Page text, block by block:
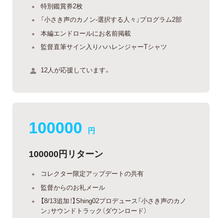
特別鑑賞券2枚
「小さき声のカノン-選択する人々」プログラム2部
本編エンドロールにお名前掲載
監督直筆サイン入りハハレンジャーTシャツ
12人が応援しています。
100000 円
100000円リターン
コレクター限定アップデートの共有
監督からのお礼メール
【8/13追加！】Shing02プロデュース「小さき声のカノ
ン」サウンドトラック（ダウンロード）